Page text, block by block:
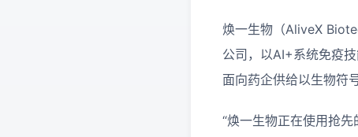
焕一生物（AliveX
公司，以AI+系统免疫
面向药企供给以生物符
“焕一生物正在使用抢